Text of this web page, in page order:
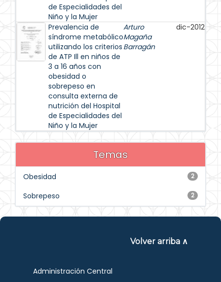
de Especialidades del
Niño y la Mujer
Prevalencia de
síndrome metabólico
utilizando los criterios
de ATP Ill en niños de
3 a 16 años con
obesidad o
sobrepeso en
consulta externa de
nutrición del Hospital
de Especialidades del
Niño y la Mujer
Arturo
Magaña
Barragán
dic-2012
Temas
2
Obesidad
2
Sobrepeso
Volver arriba ∧
Administración Central